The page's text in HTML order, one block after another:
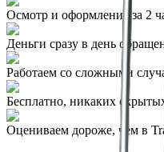
Осмотр и оформление за 2
Деньги сразу в день
Работаем со сложными
Бесплатно, никаких
Оцениваем дороже, чем в